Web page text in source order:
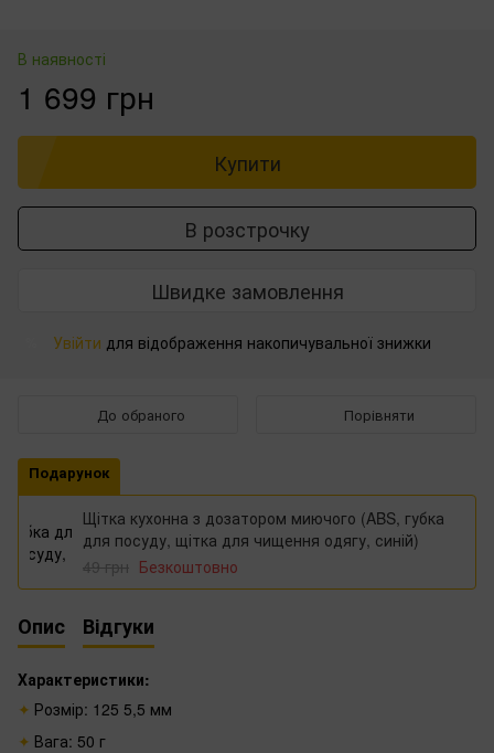
В наявності
1 699 грн
Купити
В розстрочку
Швидке замовлення
Увійти для відображення накопичувальної знижки
До обраного Порівняти
Подарунок
Щітка кухонна з дозатором миючого (ABS, губка
для посуду, щітка для чищення одягу, синій)
49 грн Безкоштовно
Опис Відгуки
Характеристики:
Розмір: 125 5,5 мм
Вага: 50 г